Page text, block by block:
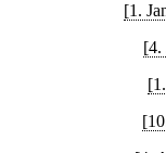
[1.
[4.